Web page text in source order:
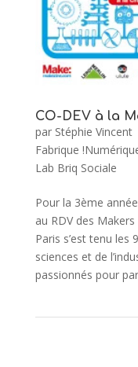
CO-DEV à la
par Stéphie Vincent
Fabrique
Lab Briq Sociale
Pour la 3ème
au RDV des
Paris s’est tenu les
sciences et de
passionnés pour